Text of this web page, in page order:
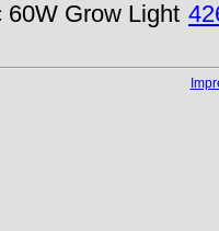
60W Grow Light